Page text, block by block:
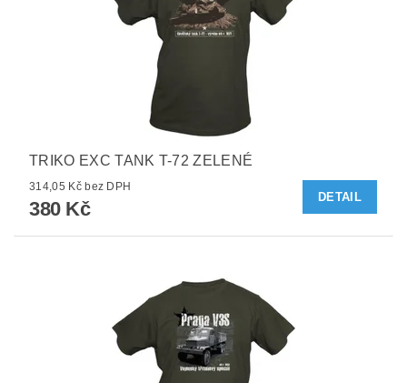
TRIKO EXC TANK T-72 ZELENÉ
314,05 Kč bez DPH
380 Kč
DETAIL